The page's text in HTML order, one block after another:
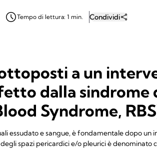
Tempo di lettura: 1 min. Condividi
a un
dalla sindrome
Syndrome,
essudato e sangue, è fondamentale dopo un
spazi pericardici e/o pleurici è